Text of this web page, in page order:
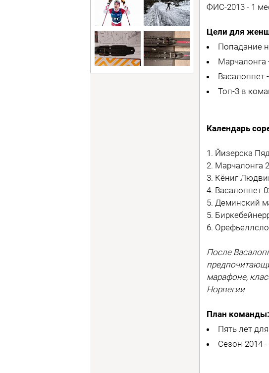
ФИС-2013 - 1
Цели для
Попадание
Марчалонга
Васалоппет
Топ-3 в
Календарь
1. Йизерска
2. Марчалонга
3. Кёниг
4. Васалоппет
5. Деминский
5.
6.
После
марафоне,
Норвегии
План команды:
Пять лет
Сезон-2014